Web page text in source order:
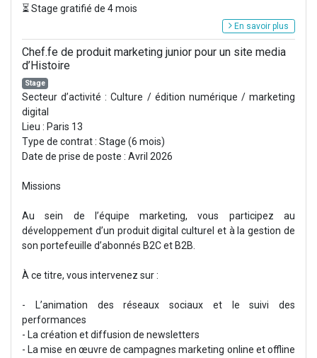
⏳ Stage gratifié de 4 mois
En savoir plus
Chef.fe de produit marketing junior pour un site media
d’Histoire
Stage
Secteur d’activité : Culture / édition numérique / marketing
digital
Lieu : Paris 13
Type de contrat : Stage (6 mois)
Date de prise de poste : Avril 2026
Missions
Au sein de l’équipe marketing, vous participez au
développement d’un produit digital culturel et à la gestion de
son portefeuille d’abonnés B2C et B2B.
À ce titre, vous intervenez sur :
- L’animation des réseaux sociaux et le suivi des
performances
- La création et diffusion de newsletters
- La mise en œuvre de campagnes marketing online et offline